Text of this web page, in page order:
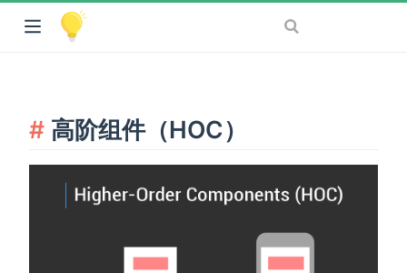
高阶组件（HOC）